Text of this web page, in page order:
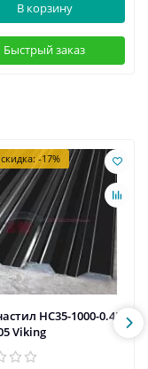
В корзину
Быстрый заказ
-17%
НС35-1000-0.45
Viking